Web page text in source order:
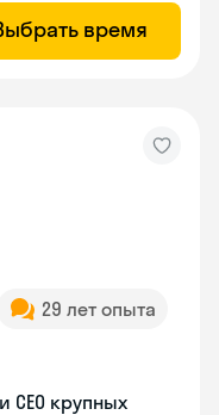
время
29 лет опыта
крупных